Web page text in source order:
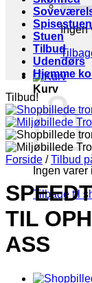
Ingen
Kurv
Ingen varer
Tilbage til
Spisestuen
Stuen
Tilbud
Udendørs
Hjemme
Tilbud!
Forside / Tilbud
TIL
ASS